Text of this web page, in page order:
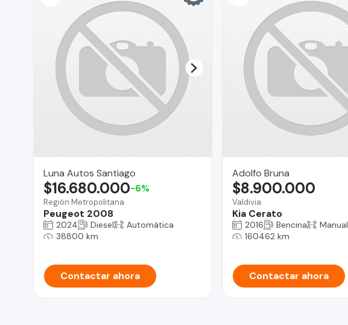
Luna Autos Santiago
Región Metropolitana
Peugeot 2008
$16.680.000-6%
2024 Diesel
Automática
38800 km
Contactar ahora
Adolfo Bruna
Valdivia
Kia Cerato
$8.900.000
2016 Bencina
Manual
160462 km
Contactar ahora